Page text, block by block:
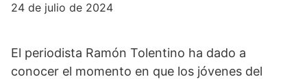
24 de julio de 2024
El periodista Ramón Tolentino ha dado a
conocer el momento en que los jóvenes del